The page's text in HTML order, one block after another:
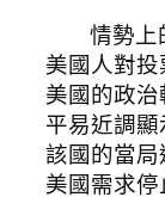
情勢上
美國人對
美國的政治
平易近調
該國的當局
美國需求停